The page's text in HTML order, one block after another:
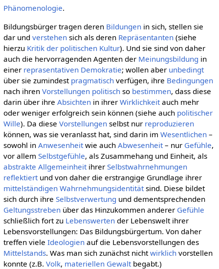
Phänomenologie.
Bildungsbürger tragen deren Bildungenin sich, stellen sie
dar und verstehensich als deren Repräsentanten(siehe
hierzu Kritik der politischen Kultur). Und sie sind von daher
auch die hervorragenden Agenten der Meinungsbildung in
einer reprasentativen Demokratie; wollen aber unbedingt
über sie zumindest pragmatischverfügen, ihre Bedingungen
nach ihren Vorstellungen politischso bestimmen, dass diese
darin über ihre Absichtenin ihrer Wirklichkeitauch mehr
oder weniger erfolgreich sein können (siehe auch politischer
Wille). Da diese Vorstellungenselbst nur reproduzieren
können, was sie veranlasst hat, sind darin im Wesentlichen–
sowohl in Anwesenheitwie auch Abwesenheit– nur Gefühle,
vor allem Selbstgefühle, als Zusammehang und Einheit, als
abstrakte Allgemeinheitihrer Selbstwahrnehmungen
reflektiertund von daher die erstrangige Grundlage ihrer
mittelständigen Wahrnehmungsidentitätsind. Diese bildet
sich durch ihre Selbstverwertung und dementsprechenden
Geltungsstrebenüber das Hinzukommen anderer Gefühle
schließlich fort zu Lebenswertender Lebenswelt ihrer
Lebensvorstellungen: Das Bildungsbürgertum. Von daher
treffen viele Ideologienauf die Lebensvorstellungen des
Mittelstands. Was man sich zunächst nichtwirklichvorstellen
konnte (z.B. Volk, materiellen Gewaltbegabt.)